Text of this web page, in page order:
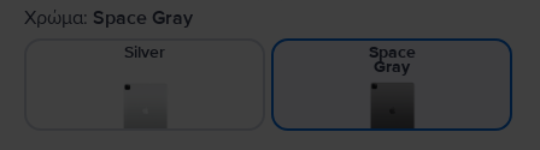
Χρώμα: Space Gray
Silver Space
Gray